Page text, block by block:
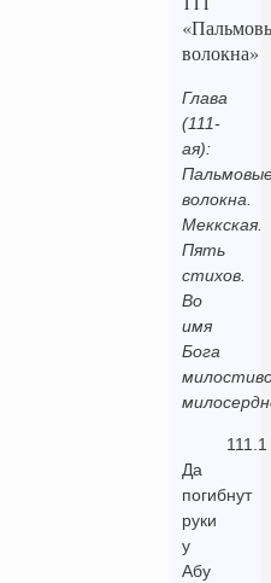
волокна»
Глава
(111-
ая):
волокна.
Меккская.
Пять
стихов.
Во
имя
Бога
111.1
Да
погибнут
руки
у
Абу